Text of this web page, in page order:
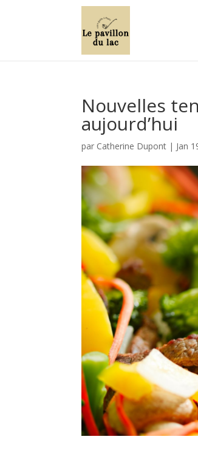
Nouvelles
aujourd’hui
par Catherine Dupont | Jan